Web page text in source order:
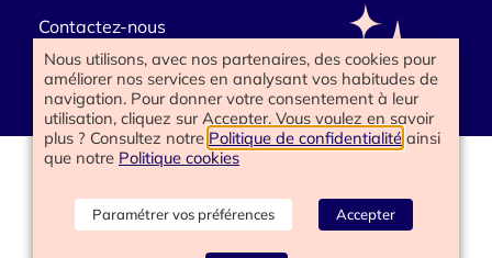
Contactez-nous
www.happyend.life 2025
Politique de confidentialité
Mentions légales
Nous utilisons, avec nos partenaires, des cookies pour
améliorer nos services en analysant vos habitudes de
navigation. Pour donner votre consentement à leur
utilisation, cliquez sur Accepter. Vous voulez en savoir
plus ? Consultez notre Politique de confidentialité ainsi
que notre Politique cookies
Paramétrer vos préférences Accepter